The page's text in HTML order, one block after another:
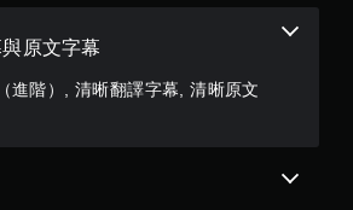
）
共
4
原文字幕
進階）, 清晰翻譯字幕, 清晰原文